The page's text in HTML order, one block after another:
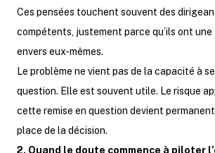
Ces pensées touchent souvent des
compétents, justement parce qu’ils ont
envers eux-mêmes.
Le problème ne vient pas de la capacité à
question. Elle est souvent utile. Le risque
cette remise en question devient
place de la décision.
2. Quand le doute commence à piloter